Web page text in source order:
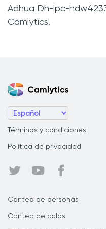
Adhua Dh-ipc-
Camlytics.
Términos y condiciones
Política de privacidad
Conteo de personas
Conteo de colas